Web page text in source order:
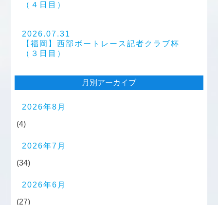
（４日目）
2026.07.31
【福岡】西部ボートレース記者クラブ杯
（３日目）
月別アーカイブ
2026年8月
(4)
2026年7月
(34)
2026年6月
(27)